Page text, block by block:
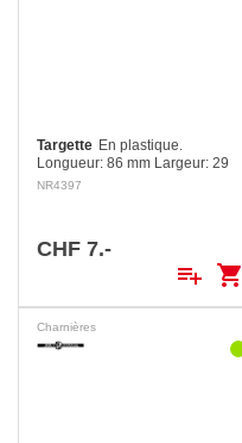
Targette En plastique.
Longueur: 86 mm Largeur: 29
mm Hauteur: 13 mm
NR4397
CHF 7.-
playlist_add shopping_cart
Charnières